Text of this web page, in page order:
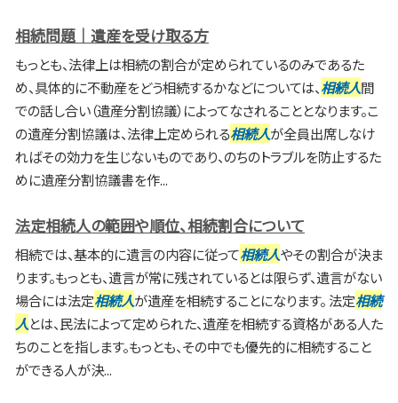
相続問題｜遺産を受け取る方
もっとも、法律上は相続の割合が定められているのみであるた
め、具体的に不動産をどう相続するかなどについては、相続人間
での話し合い（遺産分割協議）によってなされることとなります。こ
の遺産分割協議は、法律上定められる相続人が全員出席しなけ
ればその効力を生じないものであり、のちのトラブルを防止するた
めに遺産分割協議書を作...
法定相続人の範囲や順位、相続割合について
相続では、基本的に遺言の内容に従って相続人やその割合が決ま
ります。もっとも、遺言が常に残されているとは限らず、遺言がない
場合には法定相続人が遺産を相続することになります。 法定相続
人とは、民法によって定められた、遺産を相続する資格がある人た
ちのことを指します。もっとも、その中でも優先的に相続すること
ができる人が決...